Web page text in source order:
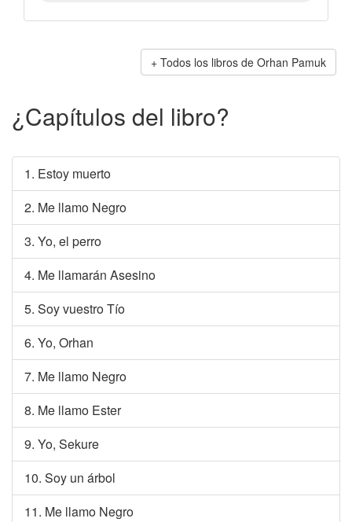
Todos los libros de Orhan Pamuk
¿Capítulos del libro?
1. Estoy muerto
2. Me llamo Negro
3. Yo, el perro
4. Me llamarán Asesino
5. Soy vuestro Tío
6. Yo, Orhan
7. Me llamo Negro
8. Me llamo Ester
9. Yo, Sekure
10. Soy un árbol
11. Me llamo Negro